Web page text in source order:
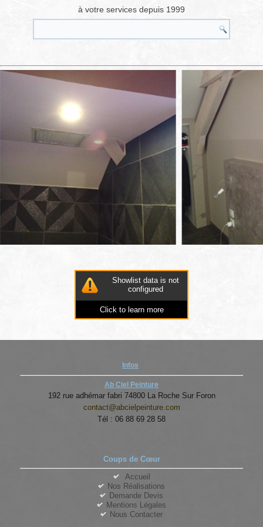
à votre services depuis 1999
Showlist data is not
configured
Click to learn more
Infos
Ab Ciel Peinture
192 rue adhémar fabri 74800 La Roche Sur Foron
contact@abcielpeinture.com
Tél : 06 88 69 28 58
Coups de Cœur
Accueil
Nos Réalisations
Demande Devis
Mentions Légales
Nous Contacter